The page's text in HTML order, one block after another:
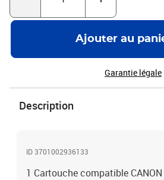
Ajouter au
Garantie légale
Description
ID 3701002936133
1 Cartouche compatible